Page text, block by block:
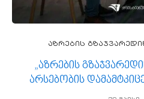
აზრების
„აზრების
არსებობის